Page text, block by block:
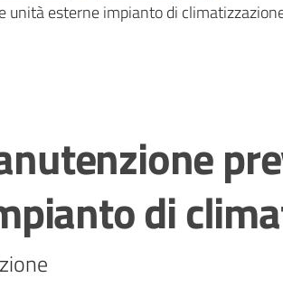
unità esterne impianto di
di